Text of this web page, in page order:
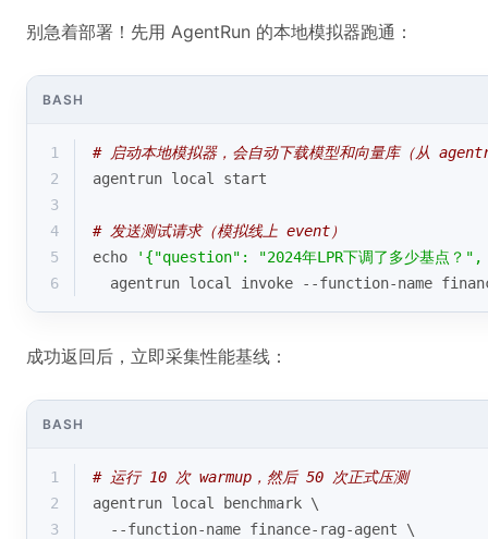
别急着部署！先用 AgentRun 的本地模拟器跑通：
BASH
1
# 启动本地模拟器，会自动下载模型和向量库（从
2
agentrun local
start
3
4
# 发送测试请求（模拟线上 event）
5
echo
'{"question": "2024年LPR下调了多少基点
6
  agentrun
local invoke --function-name
成功返回后，立即采集性能基线：
BASH
1
# 运行 10 次 warmup，然后 50 次正式压测
2
agentrun local
benchmark \
3
  --function-name finance-rag-agent \